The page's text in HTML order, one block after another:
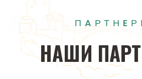
НAШИ